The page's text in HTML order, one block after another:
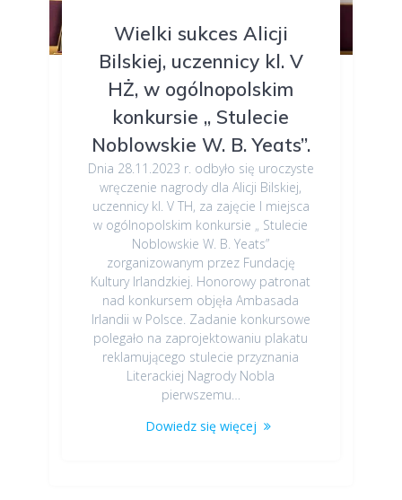
Wielki sukces Alicji
Bilskiej, uczennicy kl. V
HŻ, w ogólnopolskim
konkursie „ Stulecie
Noblowskie W. B. Yeats”.
Dnia 28.11.2023 r. odbyło się uroczyste
wręczenie nagrody dla Alicji Bilskiej,
uczennicy kl. V TH, za zajęcie I miejsca
w ogólnopolskim konkursie „ Stulecie
Noblowskie W. B. Yeats”
zorganizowanym przez Fundację
Kultury Irlandzkiej. Honorowy patronat
nad konkursem objęła Ambasada
Irlandii w Polsce. Zadanie konkursowe
polegało na zaprojektowaniu plakatu
reklamującego stulecie przyznania
Literackiej Nagrody Nobla
pierwszemu…
Dowiedz się więcej